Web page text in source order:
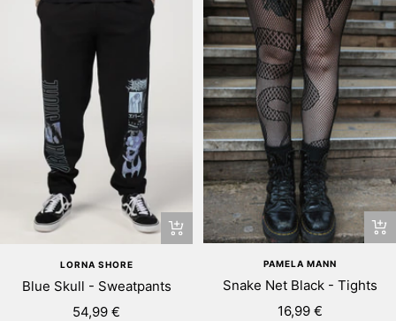
Snabbtitta
LORNA SHORE
Blue Skull - Sweatpants
Rea-
54,99 €
+
PAMELA MANN
Snake Net Black - Tights
Rea-
16,99 €